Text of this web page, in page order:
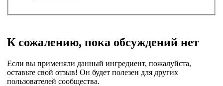
К сожалению, пока обсуждений нет
Если вы применяли данный ингредиент, пожалуйста,
оставьте свой отзыв! Он будет полезен для других
пользователей сообщества.